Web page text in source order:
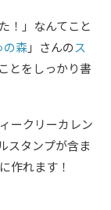
！」なんてこと
森 」さんのス
とをしっかり書
ークリーカレン
スタンプが含ま
作れます！